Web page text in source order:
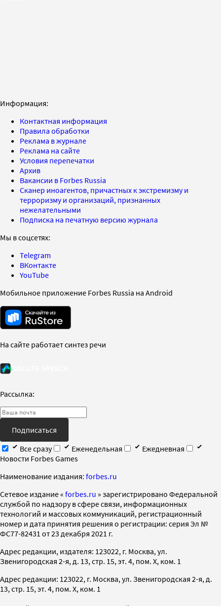
Информация:
Контактная информация
Правила обработки
Реклама в журнале
Реклама на сайте
Условия перепечатки
Архив
Вакансии в Forbes Russia
Сканер иноагентов, причастных к экстремизму и
терроризму и организаций, признанных
нежелательными
Подписка на печатную версию журнала
Мы в соцсетях:
Telegram
ВКонтакте
YouTube
Мобильное приложение Forbes Russia на Android
На сайте работает синтез речи
Рассылка:
Подписаться
Все сразу
Еженедельная
Ежедневная
Новости Forbes Games
Наименование издания: forbes.ru
Cетевое издание « forbes.ru » зарегистрировано Федеральной
службой по надзору в сфере связи, информационных
технологий и массовых коммуникаций, регистрационный
номер и дата принятия решения о регистрации: серия Эл №
ФС77-82431 от 23 декабря 2021 г.
Адрес редакции, издателя: 123022, г. Москва, ул.
Звенигородская 2-я, д. 13, стр. 15, эт. 4, пом. X, ком. 1
Адрес редакции: 123022, г. Москва, ул. Звенигородская 2-я, д.
13, стр. 15, эт. 4, пом. X, ком. 1